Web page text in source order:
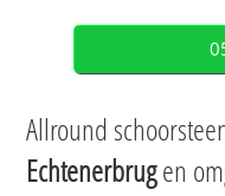
Allround
Echtenerbrugen